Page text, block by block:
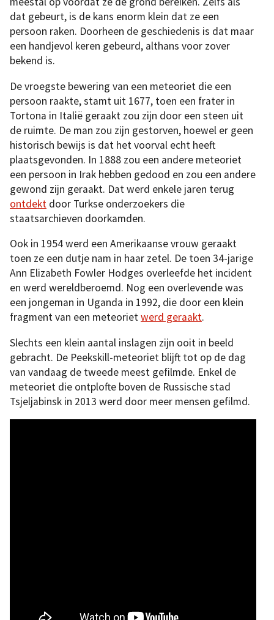
dat gebeurt, is de kans enorm klein dat ze een
persoon raken. Doorheen de geschiedenis is dat maar
een handjevol keren gebeurd, althans voor zover
bekend is.
De vroegste bewering van een meteoriet die een
persoon raakte, stamt uit 1677, toen een frater in
Tortona in Italië geraakt zou zijn door een steen uit
de ruimte. De man zou zijn gestorven, hoewel er geen
historisch bewijs is dat het voorval echt heeft
plaatsgevonden. In 1888 zou een andere meteoriet
een persoon in Irak hebben gedood en zou een andere
gewond zijn geraakt. Dat werd enkele jaren terug
ontdekt door Turkse onderzoekers die
staatsarchieven doorkamden.
Ook in 1954 werd een Amerikaanse vrouw geraakt
toen ze een dutje nam in haar zetel. De toen 34-jarige
Ann Elizabeth Fowler Hodges overleefde het incident
en werd wereldberoemd. Nog een overlevende was
een jongeman in Uganda in 1992, die door een klein
fragment van een meteorietwerd geraakt.
Slechts een klein aantal inslagen zijn ooit in beeld
gebracht. De Peekskill-meteoriet blijft tot op de dag
van vandaag de tweede meest gefilmde. Enkel de
meteoriet die ontplofte boven de Russische stad
Tsjeljabinsk in 2013 werd door meer mensen gefilmd.